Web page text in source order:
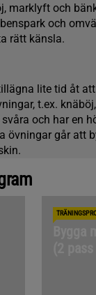
marklyft och
och
rätt känsla.
lite tid åt
t.ex.
och har en
övningar går att